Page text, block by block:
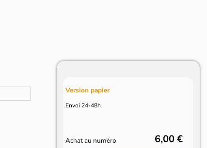
Version papier
Envoi 24-48h
Achat au numéro 6,00 €